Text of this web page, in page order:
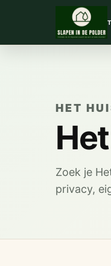
HET
Zoek je
privacy,